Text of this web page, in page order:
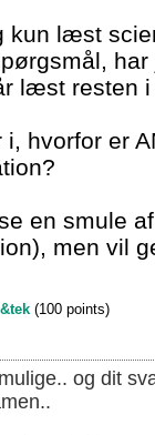
kun læst
læst resten i
i, hvorfor er
en smule
men vil
(100 points)
og dit